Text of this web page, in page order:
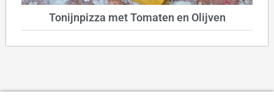
Tonijnpizza met Tomaten en Olijven